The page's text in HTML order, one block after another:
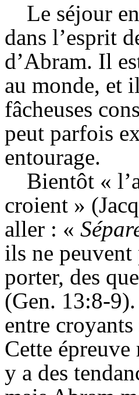
Le séjour
dans l’esprit
d’Abram. Il
au monde, et
fâcheuses
peut parfois
entourage.
Bientôt «
croient » (Jacq
aller : «
ils ne peuvent
porter, des
(Gen. 13:8-
entre
Cette
y a des